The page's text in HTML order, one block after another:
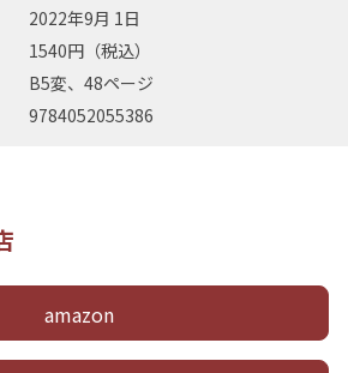
2022年9月 1日
1540円（税込）
B5変、48ページ
9784052055386
amazon